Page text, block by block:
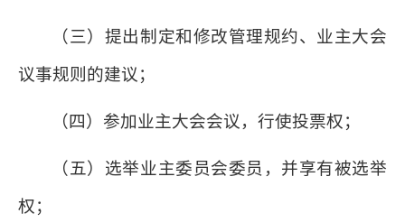
（三）提出制定和修改管理规约、业主大会
议事规则的建议；
（四）参加业主大会会议，行使投票权；
（五）选举业主委员会委员，并享有被选举
权；